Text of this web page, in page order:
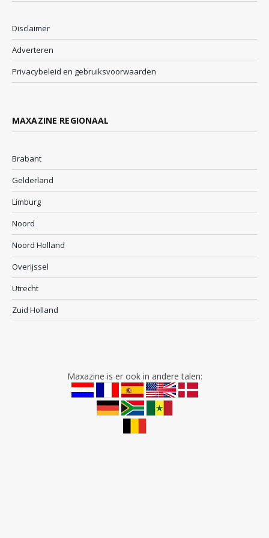
Disclaimer
Adverteren
Privacybeleid en gebruiksvoorwaarden
MAXAZINE REGIONAAL
Brabant
Gelderland
Limburg
Noord
Noord Holland
Overijssel
Utrecht
Zuid Holland
Maxazine is er ook in andere talen: